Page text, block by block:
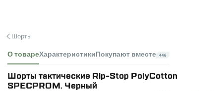
Шорты
О товареХарактеристики Покупают вместе 446
Шорты тактические Rip-Stop PolyCotton
SPECPROM. Черный